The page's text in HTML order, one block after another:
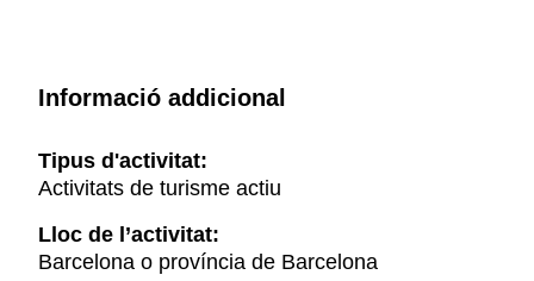
Informació addicional
Tipus d'activitat:
Activitats de turisme actiu
Lloc de l’activitat:
Barcelona o província de Barcelona